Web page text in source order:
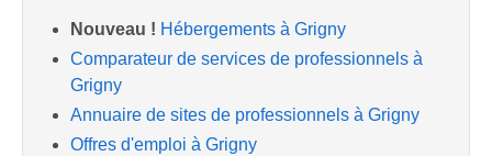
Nouveau ! Hébergements à Grigny
Comparateur de services de professionnels à
Grigny
Annuaire de sites de professionnels à Grigny
Offres d'emploi à Grigny